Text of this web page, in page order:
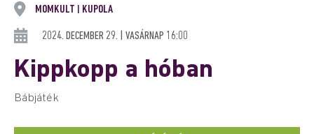
MOMKULT KUPOLA
2024. DECEMBER 29. | VASÁRNAP 16:00
Kippkopp a hóban
Bábjáték